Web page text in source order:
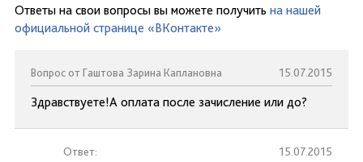
Ответы на свои вопросы вы можете получить на нашей
официальной странице «ВКонтакте»
Вопрос от Гаштова Зарина Каплановна 15.07.2015
Здравствуете!А оплата после зачисление или до?
Ответ: 15.07.2015